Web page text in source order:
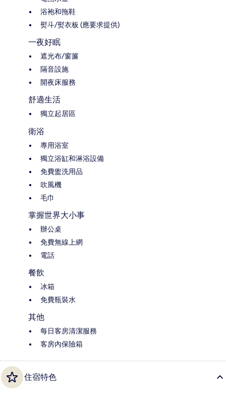
浴袍和拖鞋
熨斗/熨衣板 (應要求提供)
一夜好眠
遮光布/窗簾
隔音設施
開夜床服務
舒適生活
獨立起居區
衛浴
專用浴室
獨立浴缸和淋浴設備
免費盥洗用品
吹風機
毛巾
掌握世界大小事
辦公桌
免費無線上網
電話
餐飲
冰箱
免費瓶裝水
其他
每日客房清潔服務
客房內保險箱
住宿特色